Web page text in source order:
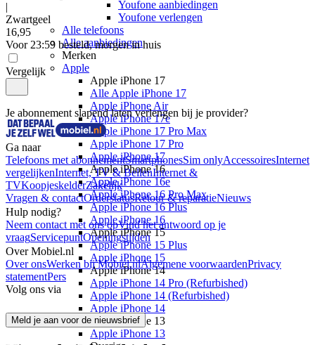
Youfone aanbiedingen
Youfone verlengen
Alle telefoons
Alle aanbiedingen
Merken
Apple
Apple iPhone 17
Alle Apple iPhone 17
Apple iPhone Air
Apple iPhone 17e
Apple iPhone 17 Pro Max
Apple iPhone 17 Pro
Apple iPhone 17
Apple iPhone 16
Apple iPhone 16e
Apple iPhone 16 Pro Max
Apple iPhone 16 Plus
Apple iPhone 16
Apple iPhone 15
Apple iPhone 15 Plus
Apple iPhone 15
Apple iPhone 14
Apple iPhone 14 Pro (Refurbished)
Apple iPhone 14 (Refurbished)
Apple iPhone 14
Apple iPhone 13
Apple iPhone 13
|
Zwartgeel
16,95
Voor 23:59 besteld, morgen in huis
Vergelijk
Je abonnement slapend laten verlengen bij je provider?
Ga naar
Telefoons met abonnementSmartphonesSim onlyAccessoiresInternet
vergelijkenInternet, TV & BellenInternet &
TVKoopjeskelderZakelijk
Vragen & contactOrderstatusRetour & reparatieNieuws
Hulp nodig?
Neem contact met ons opVind het antwoord op je
vraagServicepuntOpeningstijden
Over Mobiel.nl
Over onsWerken bij Mobiel.nlAlgemene voorwaardenPrivacy
statementPers
Volg ons via
Meld je aan voor de nieuwsbrief